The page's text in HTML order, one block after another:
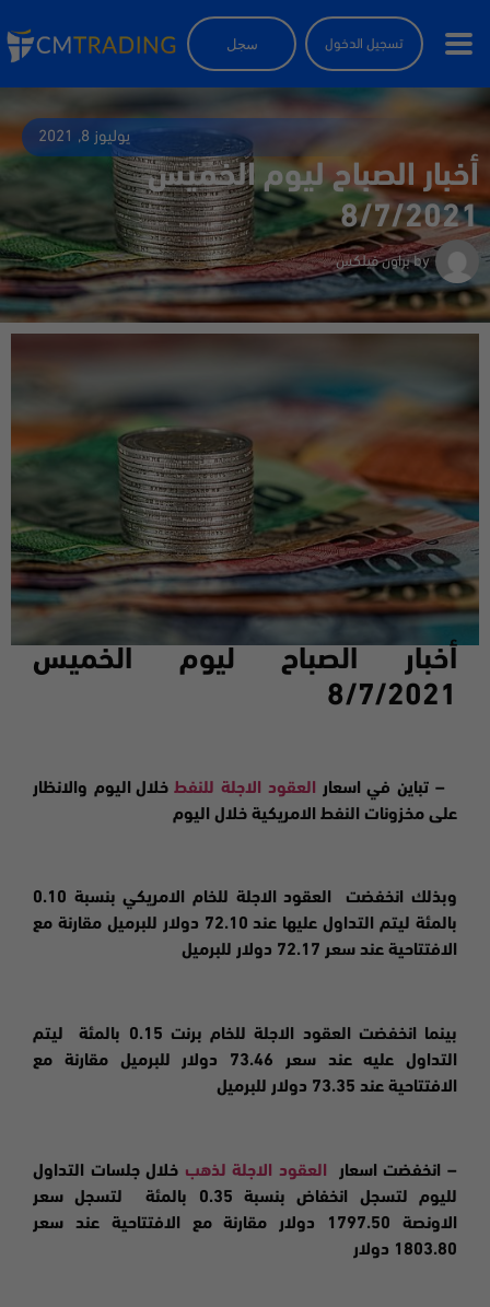
تسجيل الدخول سجل
يوليوز 8, 2021
أخبار الصباح ليوم الخميس
8/7/2021
by براون فيلكس
أخبار الصباح ليوم الخميس
8/7/2021
– تباين في اسعار العقود الاجلة للنفط خلال اليوم والانظار
على مخزونات النفط الامريكية خلال اليوم
وبذلك انخفضت العقود الاجلة للخام الامريكي بنسبة 0.10
بالمئة ليتم التداول عليها عند 72.10 دولار للبرميل مقارنة مع
الافتتاحية عند سعر 72.17 دولار للبرميل
بينما انخفضت
العقود الاجلة للخام برنت 0.15 بالمئة ليتم
التداول عليه عند سعر 73.46 دولار للبرميل مقارنة مع
الافتتاحية عند 73.35 دولار للبرميل
– انخفضت اسعار العقود الاجلة لذهب خلال جلسات التداول
لليوم لتسجل انخفاض بنسبة 0.35 بالمئة لتسجل سعر
الاونصة 1797.50 دولار مقارنة مع الافتتاحية عند سعر
1803.80 دولار